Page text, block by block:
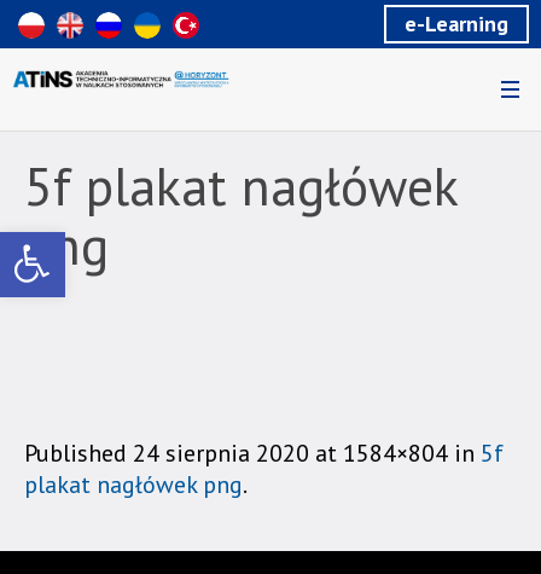
Wiadomość
dla
uzytkowników
ekranowychZnajdujesz
podstronie
"5f
plakat
nagłówek
Informatyczna
Naukach
Otwórz pasek narzędzi
e-Learning
5f plakat nagłówek
png
Published 24 sierpnia 2020 at 1584×804 in 5f
plakat nagłówek png.